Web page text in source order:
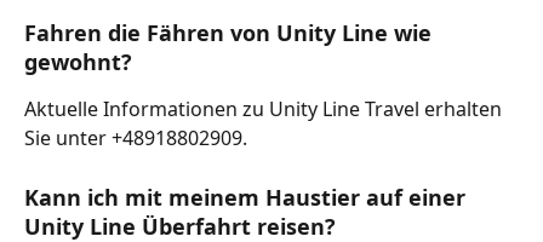
Fahren die Fähren von Unity Line wie
gewohnt?
Aktuelle Informationen zu Unity Line Travel erhalten
Sie unter +48918802909.
Kann ich mit meinem Haustier auf einer
Unity Line Überfahrt reisen?